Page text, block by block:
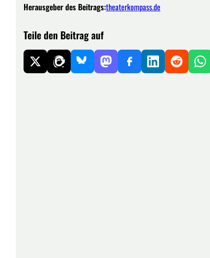
Herausgeber des Beitrags:theaterkompass.de
Teile den Beitrag auf